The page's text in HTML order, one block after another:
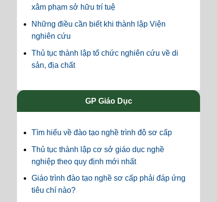
xâm phạm sở hữu trí tuệ
Những điều cần biết khi thành lập Viện
nghiên cứu
Thủ tục thành lập tổ chức nghiên cứu về di
sản, địa chất
GP Giáo Dục
Tìm hiểu về đào tạo nghề trình độ sơ cấp
Thủ tục thành lập cơ sở giáo dục nghề
nghiệp theo quy định mới nhất
Giáo trình đào tạo nghề sơ cấp phải đáp ứng
tiêu chí nào?